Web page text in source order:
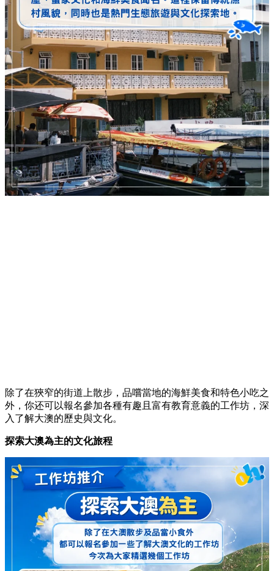
除了在狹窄的街道上散步， 品嚐當地的海鮮美食和特色小吃之
外， 你还可以報名參加各種有趣且富有教育意義的工作坊， 深
入了解大澳的歷史與文化。
探索大澳為主的文化旅程